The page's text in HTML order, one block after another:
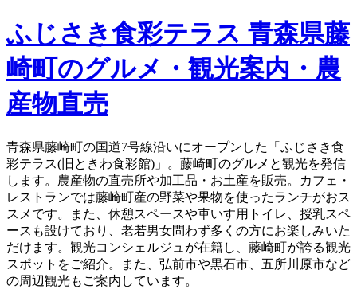
ふじさき食彩テラス 青森県藤
崎町のグルメ・観光案内・農
産物直売
青森県藤崎町の国道7号線沿いにオープンした「ふじさき食
彩テラス(旧ときわ食彩館)」。藤崎町のグルメと観光を発信
します。農産物の直売所や加工品・お土産を販売。カフェ・
レストランでは藤崎町産の野菜や果物を使ったランチがおス
スメです。また、休憩スペースや車いす用トイレ、授乳スペ
ースも設けており、老若男女問わず多くの方にお楽しみいた
だけます。観光コンシェルジュが在籍し、藤崎町が誇る観光
スポットをご紹介。また、弘前市や黒石市、五所川原市など
の周辺観光もご案内しています。